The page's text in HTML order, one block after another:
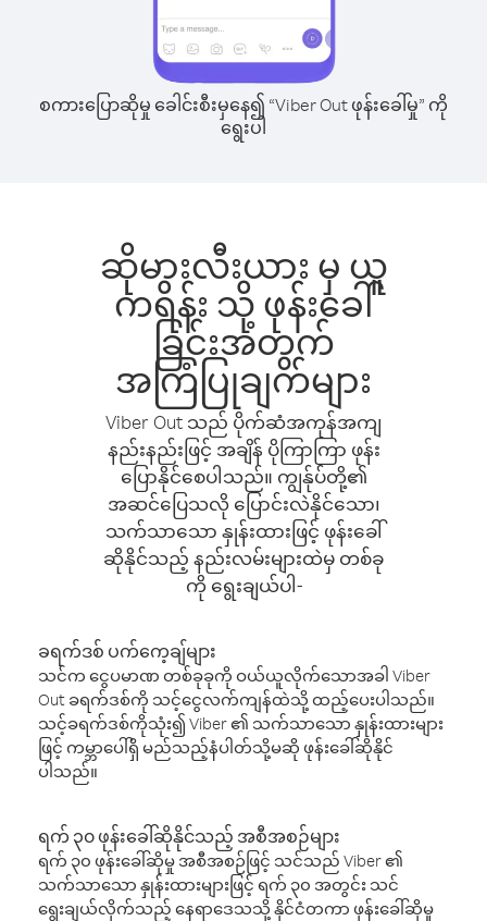
စကားပြောဆိုမှု ခေါင်းစီးမှနေ၍ “Viber Out ဖုန်းခေါ်မှု” ကို
ရွေးပါ
ဆိုမားလီးယား မှ ယူ
ကရိန်း သို့ ဖုန်းခေါ်
ခြင်းအတွက်
အကြံပြုချက်များ
Viber Out သည် ပိုက်ဆံအကုန်အကျ
နည်းနည်းဖြင့် အချိန် ပိုကြာကြာ ဖုန်း
ပြောနိုင်စေပါသည်။ ကျွန်ုပ်တို့၏
အဆင်ပြေသလို ပြောင်းလဲနိုင်သော၊
သက်သာသော နှုန်းထားဖြင့် ဖုန်းခေါ်
ဆိုနိုင်သည့် နည်းလမ်းများထဲမှ တစ်ခု
ကို ရွေးချယ်ပါ-
ခရက်ဒစ် ပက်ကေ့ချ်များ
သင်က ငွေပမာဏ တစ်ခုခုကို ဝယ်ယူလိုက်သောအခါ Viber
Out ခရက်ဒစ်ကို သင့်ငွေလက်ကျန်ထဲသို့ ထည့်ပေးပါသည်။
သင့်ခရက်ဒစ်ကိုသုံး၍ Viber ၏ သက်သာသော နှုန်းထားများ
ဖြင့် ကမ္ဘာပေါ်ရှိ မည်သည့်နံပါတ်သို့မဆို ဖုန်းခေါ်ဆိုနိုင်
ပါသည်။
ရက် ၃၀ ဖုန်းခေါ်ဆိုနိုင်သည့် အစီအစဉ်များ
ရက် ၃၀ ဖုန်းခေါ်ဆိုမှု အစီအစဉ်ဖြင့် သင်သည် Viber ၏
သက်သာသော နှုန်းထားများဖြင့် ရက် ၃၀ အတွင်း သင်
ရွေးချယ်လိုက်သည့် နေရာဒေသသို့ နိုင်ငံတကာ ဖုန်းခေါ်ဆိုမှု